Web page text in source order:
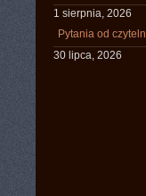
1 sierpnia, 2026
Pytania od
30 lipca, 2026